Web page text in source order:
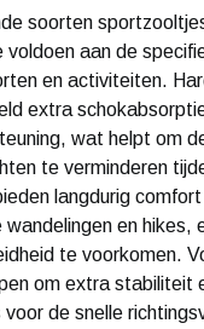
soorten
voldoen aan de
en activiteiten.
extra
wat helpt om
te verminderen
langdurig
en hikes,
te voorkomen.
om extra stabiliteit
de snelle